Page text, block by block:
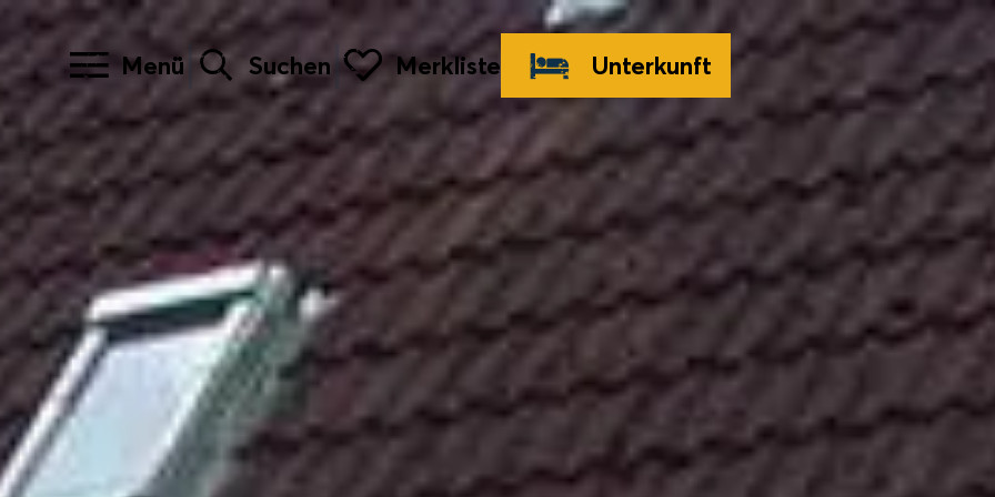
Menü Suchen Merkliste Unterkunft